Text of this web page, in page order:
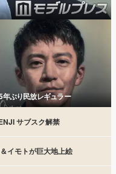
年ぶり民放レギュラー
サブスク解禁
イモトが巨大地上絵